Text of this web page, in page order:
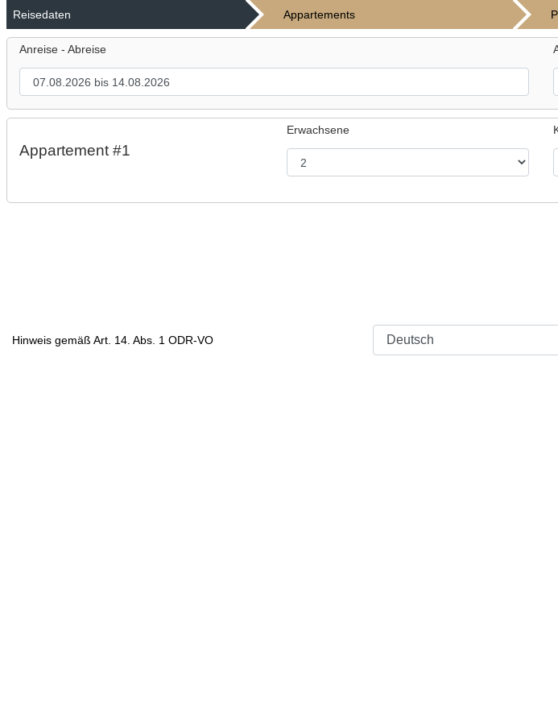
Reisedaten Appartements
Anreise - Abreise
Appartement #1
Erwachsene
Hinweis gemäß Art. 14. Abs. 1 ODR-VO